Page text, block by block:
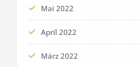
Mai 2022
April 2022
März 2022